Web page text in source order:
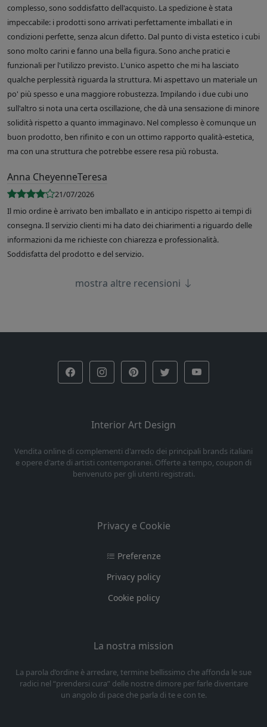
complesso, sono soddisfatto dell'acquisto. La spedizione è stata
impeccabile: i prodotti sono arrivati perfettamente imballati e in
condizioni perfette, senza alcun difetto. Dal punto di vista estetico i cubi
sono molto carini e fanno una bella figura. Sono anche pratici e
funzionali per l'utilizzo previsto. L'unico aspetto che mi ha lasciato
qualche perplessità riguarda la struttura. Mi aspettavo un materiale un
po' più spesso e una maggiore robustezza. Impilando i due cubi uno
sull'altro si nota una certa oscillazione, che dà una sensazione di minore
solidità rispetto a quanto immaginavo. Nel complesso è comunque un
buon prodotto, ben rifinito e con un ottimo rapporto qualità-estetica,
ma con una struttura che potrebbe essere resa più robusta.
Anna CheyenneTeresa
21/07/2026
Il mio ordine è arrivato ben imballato e in anticipo rispetto ai tempi di
consegna. Il servizio clienti mi ha dato dei chiarimenti a riguardo delle
informazioni da me richieste con chiarezza e professionalità.
Soddisfatta del prodotto e del servizio.
mostra altre recensioni
Interior Art Design
Vendita online di complementi d'arredo dei principali brands italiani
e opere d'arte di artisti contemporanei. Offerte a tempo, coupon di
benvenuto per gli utenti registrati.
Privacy e Cookie
Preferenze
Privacy policy
Cookie policy
La nostra mission
La parola d’ordine è arredare, termine bellissimo che affonda le sue
radici nel “prendersi cura” delle nostre dimore per farle diventare
un angolo di pace che parla di te e con te.